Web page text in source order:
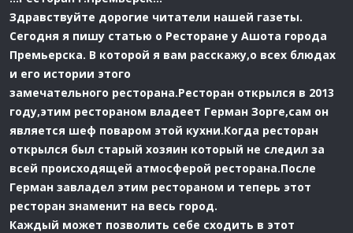
Здравствуйте дорогие читатели нашей газеты.
Сегодня я пишу статью о Ресторане у Ашота города
Премьерска. В которой я вам расскажу,о всех блюдах
и его истории этого
замечательного ресторана.Ресторан открылся в 2013
году,этим рестораном владеет Герман Зорге,сам он
является шеф поваром этой кухни.Когда ресторан
открылся был старый хозяин который не следил за
всей происходящей атмосферой ресторана.После
Герман завладел этим рестораном и теперь этот
ресторан знаменит на весь город.
Каждый может позволить себе сходить в этот